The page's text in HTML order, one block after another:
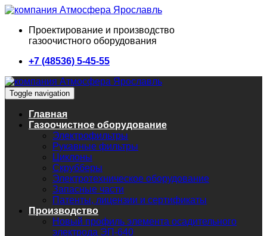
Проектирование и производство
газоочистного оборудования
+7 (48536) 5-45-55
Toggle navigation
Главная
Газоочистное оборудование
Электрофильтры
Рукавные фильтры
Циклоны
Скрубберы
Электротехническое оборудование
Запасные части
Патенты, лицензии и сертификаты
Производство
Новый профиль элемента осадительного
электрода ЭП-640